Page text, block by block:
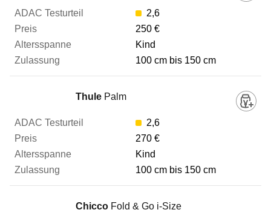
2,6
250 €
Kind
100 cm bis 150 cm
Thule Palm
2,6
270 €
Kind
100 cm bis 150 cm
Chicco Fold & Go i-Size